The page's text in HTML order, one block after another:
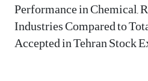
Performance in Chemical,
Industries Compared to
Accepted in Tehran Stock